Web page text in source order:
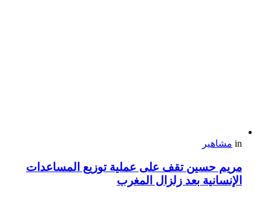
in مشاهير
مريم حسين تقف على عملية توزيع المساعدات
الإنسانية بعد زلزال المغرب